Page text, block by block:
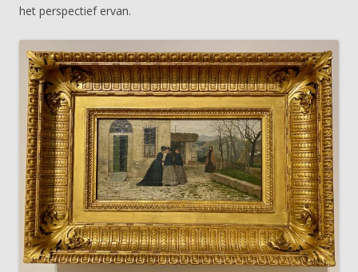
het perspectief ervan.